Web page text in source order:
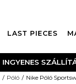
LAST PIECES
INGYENES
Póló Nike Póló